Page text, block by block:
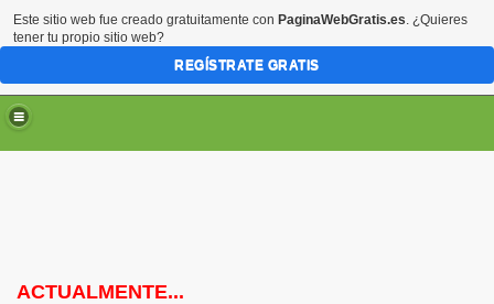
ACTUALMENTE...
Este sitio web fue creado gratuitamente con PaginaWebGratis.es. ¿Quieres
tener tu propio sitio web?
REGÍSTRATE GRATIS